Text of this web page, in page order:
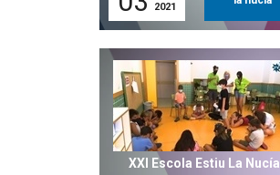
2021
XXI Escola Estiu La Nucía